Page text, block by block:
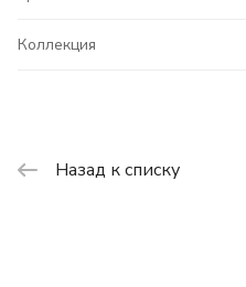
Коллекция
Назад к списку